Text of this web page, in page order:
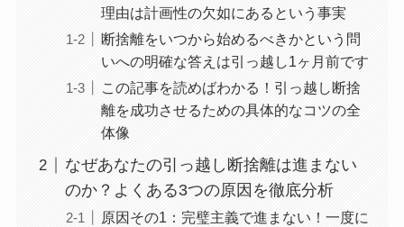
理由は計画性の欠如にあるという事実
断捨離をいつから始めるべきかという問
いへの明確な答えは引っ越し1ヶ月前です
この記事を読めばわかる！引っ越し断捨
離を成功させるための具体的なコツの全
体像
なぜあなたの引っ越し断捨離は進まない
のか？よくある3つの原因を徹底分析
原因その1：完璧主義で進まない！一度に